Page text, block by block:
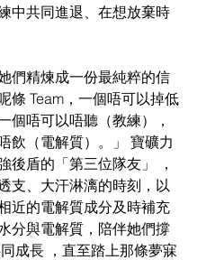
中共同進退、在想放棄時
們精煉成一份最純粹的信
條 Team，一個唔可以掉低
個唔可以唔聽（教練），
飲（電解質）。」 寶礦力
後盾的「第三位隊友」 ，
支、大汗淋漓的時刻，以
近的電解質成分及時補充
分與電解質，陪伴她們撐
成長 ，直至踏上那條夢寐